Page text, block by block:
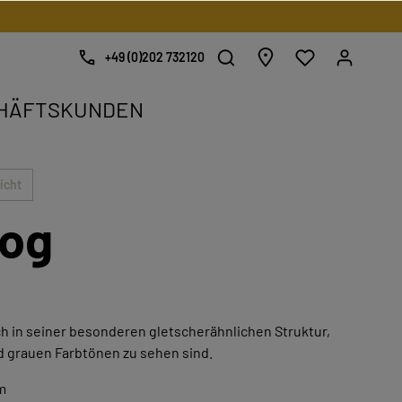
+49 (0)202 732120
in seiner besonderen gletscherähnlichen Struktur,
grauen Farbtönen zu sehen sind.